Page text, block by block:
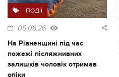
ПОДІЇ
05.08.26
На Рівненщині під час
пожежі післяжнивних
залишків чоловік отримав
опіки